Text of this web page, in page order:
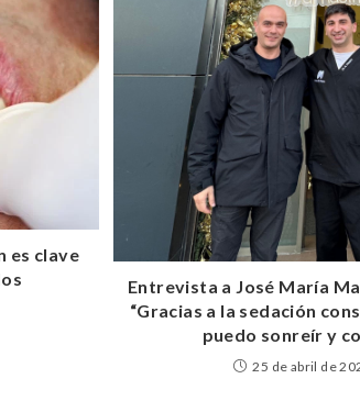
es clave
Entrevista a José María
“Gracias a la sedación
puedo sonreír y
25 de abril de